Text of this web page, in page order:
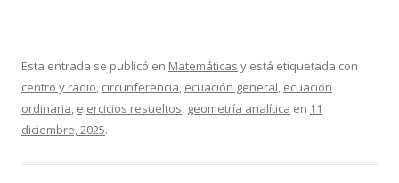
Esta entrada se publicó en Matemáticas y está etiquetada con
centro y radio, circunferencia, ecuación general, ecuación
ordinaria, ejercicios resueltos, geometría analítica en 11
diciembre, 2025.